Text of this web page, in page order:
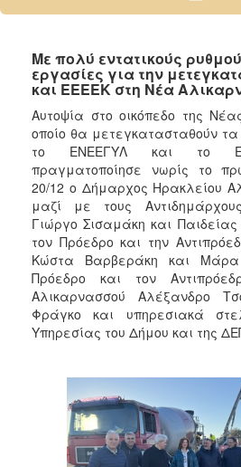
2024
2022
2020
2019
2018
2017
2016
2015
2013
2012
2011
2010
2006
Με πολύ εντατικούς
εργασίες για την
και ΕΕΕΕΚ στη Νέα
Αυτοψία στο οικόπεδο της
οποίο θα μετεγκατασταθούν τα
το ΕΝΕΕΓΥΛ και το
πραγματοποίησε νωρίς το
20/12 ο Δήμαρχος Ηρακλείου
μαζί με τους
Γιώργο Σισαμάκη και
τον Πρόεδρο και την
Κώστα Βαρβεράκη και Μάρα
Πρόεδρο και τον
Αλικαρνασσού Αλέξανδρο
Φράγκο και υπηρεσιακά
Υπηρεσίας του Δήμου και της